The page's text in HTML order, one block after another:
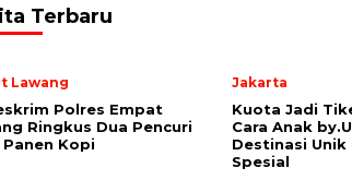
Terbaru
Lawang
Polres Empat
Ringkus Dua Pencuri
Panen Kopi
Jakarta
Kuota Jadi
Cara Anak
Destinasi Unik
Spesial